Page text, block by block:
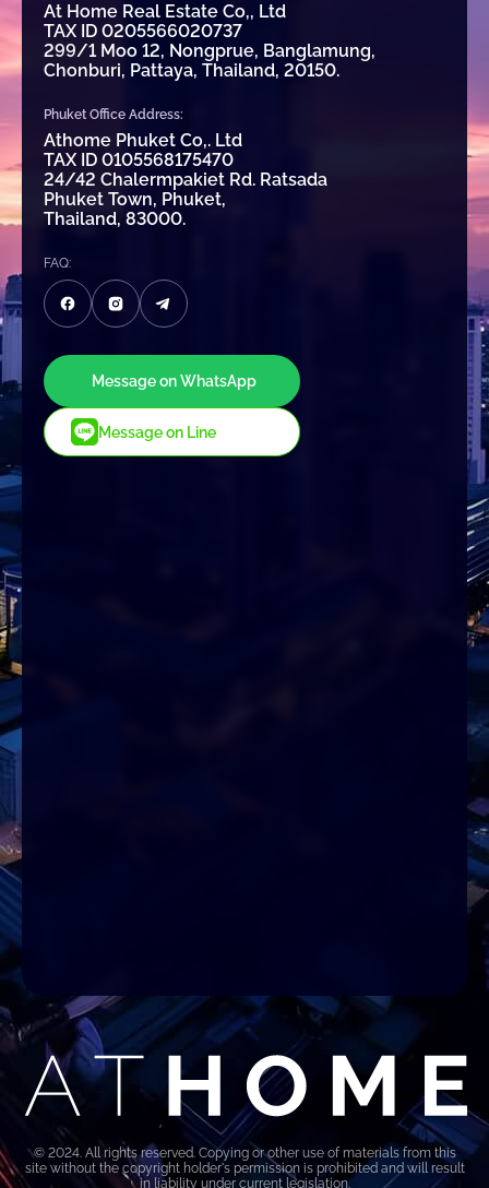
At Home Real Estate Co,, Ltd
TAX ID 0205566020737
299/1 Moo 12, Nongprue, Banglamung,
Chonburi, Pattaya, Thailand, 20150.
Phuket Office Address:
Athome Phuket Co,. Ltd
TAX ID 0105568175470
24/42 Chalermpakiet Rd. Ratsada
Phuket Town, Phuket,
Thailand, 83000.
FAQ:
Message on WhatsApp
Message on Line
© 2024. All rights reserved. Copying or other use of materials from this
site without the copyright holder's permission is prohibited and will result
in liability under current legislation.